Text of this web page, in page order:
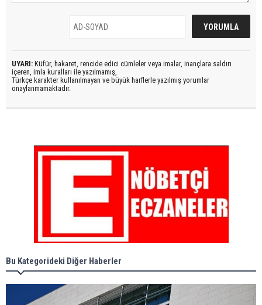
UYARI: Küfür, hakaret, rencide edici cümleler veya imalar, inançlara saldırı
içeren, imla kuralları ile yazılmamış,
Türkçe karakter kullanılmayan ve büyük harflerle yazılmış yorumlar
onaylanmamaktadır.
Bu Kategorideki Diğer Haberler